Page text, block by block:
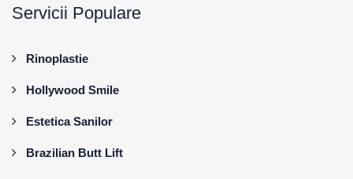
Servicii Populare
Rinoplastie
Hollywood Smile
Estetica Sanilor
Brazilian Butt Lift